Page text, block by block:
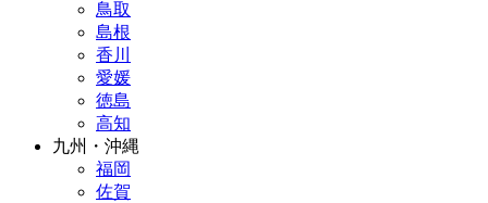
鳥取
島根
香川
愛媛
徳島
高知
九州・沖縄
福岡
佐賀